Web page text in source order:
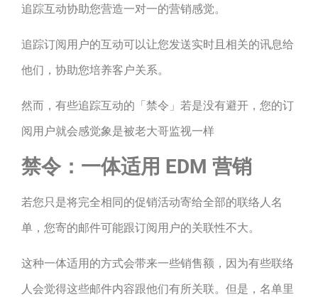
追踪互动协助您营造一对一的营销感觉。
追踪订阅用户的互动可以让您发送实时且相关的讯息给
他们，协助您培养客户关系。
然而，有些追踪互动的「禁令」若是没有避开，您的订
阅用户就会感觉象是被老大哥监视一样
禁令：一体适用 EDM 营销
若您只是将完全相同的促销活动寄给全部的联络人名
单，您寄的邮件可能跟订阅用户的关联性不大。
这种一体适用的方式会带来一些销售额，因为有些联络
人会觉得这些邮件内容跟他们有所关联。但是，名单里